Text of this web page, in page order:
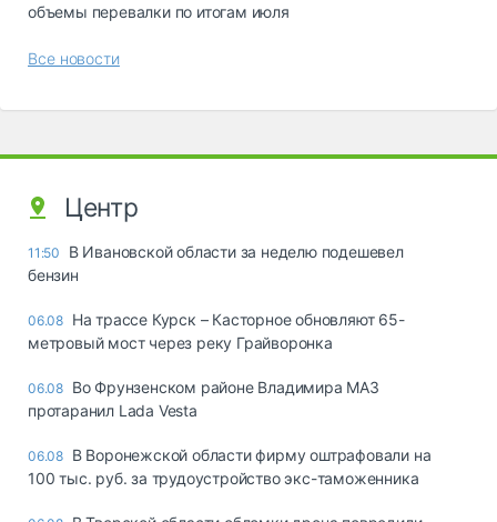
объемы перевалки по итогам июля
Все новости
Центр
11:50
В Ивановской области за неделю подешевел
бензин
06.08 На трассе Курск – Касторное обновляют 65-
метровый мост через реку Грайворонка
06.08 Во Фрунзенском районе Владимира МАЗ
протаранил Lada Vesta
06.08 В Воронежской области фирму оштрафовали на
100 тыс. руб. за трудоустройство экс-таможенника